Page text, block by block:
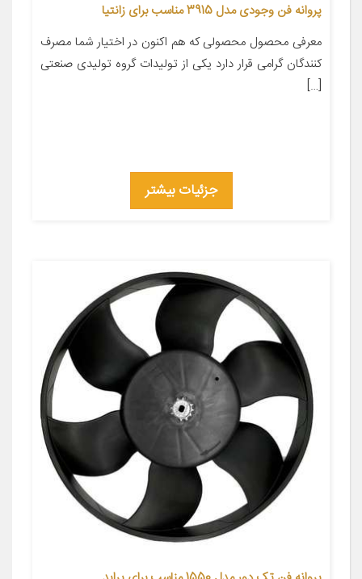
پروانه فن وجودی مدل 3915 مناسب برای زانتیا
معرفی محصول محصولی که هم اکنون در اختیار شما مصرف
کنندگان گرامی قرار دارد یکی از تولیدات گروه تولیدی صنعتی
[…]
جزئیات بیشتر